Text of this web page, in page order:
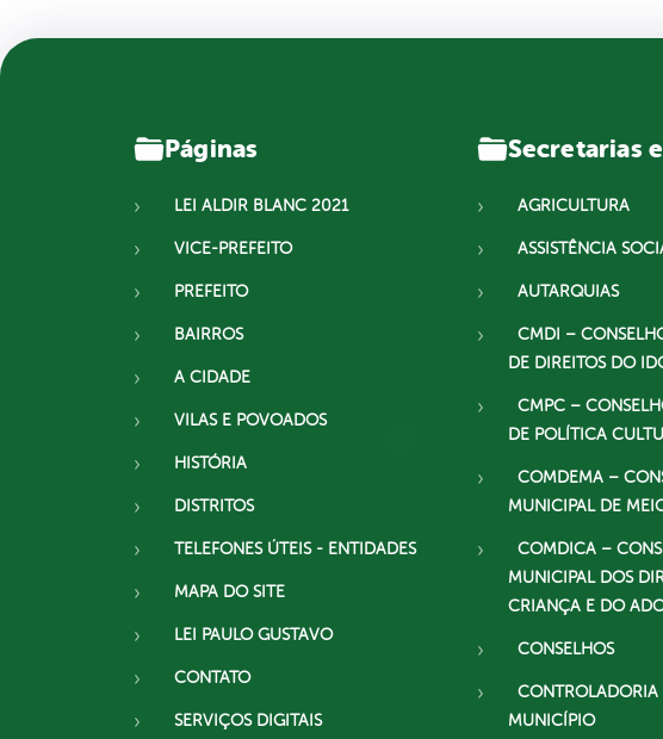
Páginas
LEI ALDIR BLANC 2021
VICE-PREFEITO
PREFEITO
BAIRROS
A CIDADE
VILAS E POVOADOS
HISTÓRIA
DISTRITOS
TELEFONES ÚTEIS - ENTIDADES
MAPA DO SITE
LEI PAULO GUSTAVO
CONTATO
SERVIÇOS DIGITAIS
Secretarias
AGRICULTURA
ASSISTÊNCIA
AUTARQUIAS
CMDI –
DE DIREITOS DO
CMPC –
DE POLÍTICA
COMDEMA –
MUNICIPAL DE
COMDICA –
MUNICIPAL DOS
CRIANÇA E DO
CONSELHOS
CONTROLADORIA
MUNICÍPIO